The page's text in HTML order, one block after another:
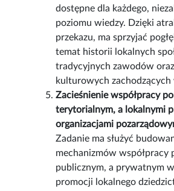
dostępne dla każdego,
poziomu wiedzy. Dzięki
przekazu, ma sprzyjać
temat historii lokalnych
tradycyjnych zawodów
kulturowych
Zacieśnienie współpracy
terytorialnym, a lokalnymi
organizacjami
Zadanie ma służyć
mechanizmów współpracy
publicznym, a prywatnym
promocji lokalnego